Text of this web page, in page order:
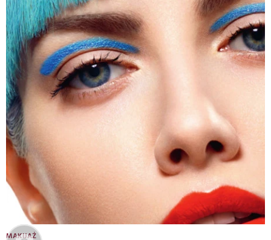
MAKIJAŻ